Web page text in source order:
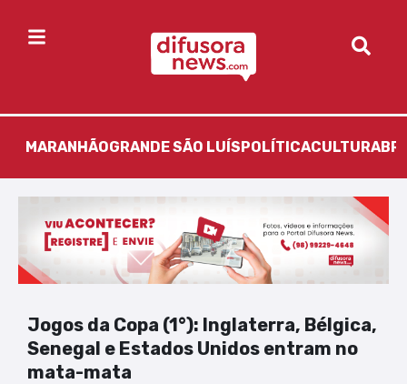
MARANHÃOGRANDE SÃO LUÍS POLÍTICACULTURA
Jogos da Copa (1°): Inglaterra, Bélgica,
Senegal e Estados Unidos entram no
mata-mata